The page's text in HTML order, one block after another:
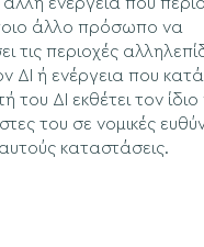
άλλο πρόσωπο να
τις περιοχές
ΔΙ ή ενέργεια που
του ΔΙ εκθέτει τον
του σε νομικές
αυτούς καταστάσεις.